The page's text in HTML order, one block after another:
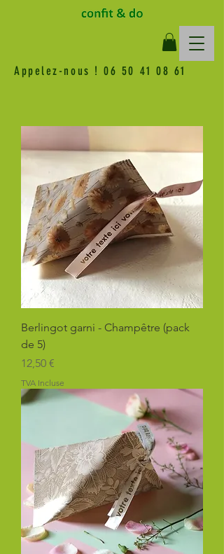
Appelez-nous !06 50 41 08 61
Berlingot garni - Champêtre (pack
de 5)
Prix
12,50 €
TVA Incluse